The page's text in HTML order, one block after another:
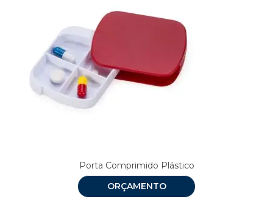
Porta Comprimido Plástico
ORÇAMENTO